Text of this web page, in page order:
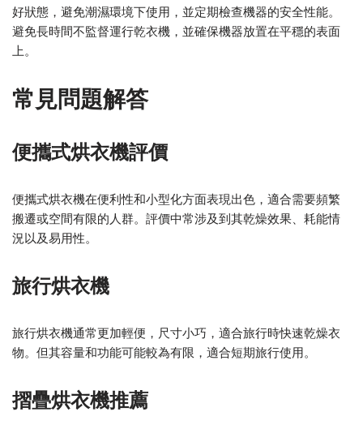
好狀態，避免潮濕環境下使用，並定期檢查機器的安全性能。
避免長時間不監督運行乾衣機，並確保機器放置在平穩的表面
上。
常見問題解答
便攜式烘衣機評價
便攜式烘衣機在便利性和小型化方面表現出色，適合需要頻繁
搬遷或空間有限的人群。評價中常涉及到其乾燥效果、耗能情
況以及易用性。
旅行烘衣機
旅行烘衣機通常更加輕便，尺寸小巧，適合旅行時快速乾燥衣
物。但其容量和功能可能較為有限，適合短期旅行使用。
摺疊烘衣機推薦